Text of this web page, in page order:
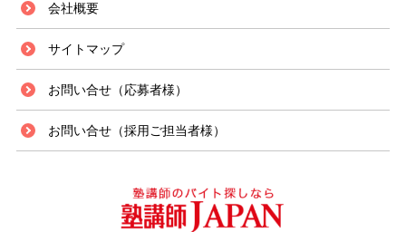
会社概要
サイトマップ
お問い合せ（応募者様）
お問い合せ（採用ご担当者様）